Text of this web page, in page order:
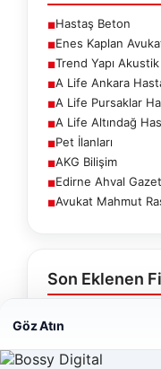
■Hastaş Beton
■Enes Kaplan
■Trend Yapı Akustik
■A Life Ankara
■A Life Pursaklar
■A Life Altındağ
■Pet İlanları
■AKG Bilişim
■Edirne Ahval
■Avukat Mahmut
Son Eklenen
Hastaş Beton
26/05/2026
Göz Atın